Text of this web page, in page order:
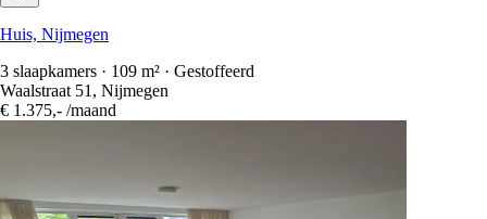
Huis, Nijmegen
3 slaapkamers · 109 m² · Gestoffeerd
Waalstraat 51, Nijmegen
€ 1.375,- /maand